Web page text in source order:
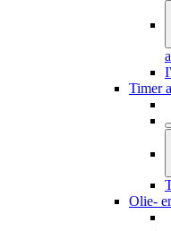
Timer
Olie-